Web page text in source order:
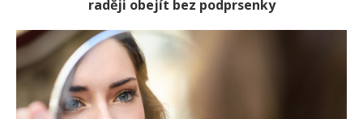
raději obejít bez podprsenky